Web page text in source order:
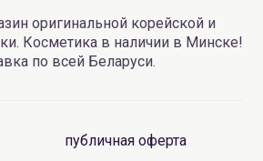
оригинальной корейской и
Косметика в наличии в Минске!
по всей Беларуси.
публичная оферта